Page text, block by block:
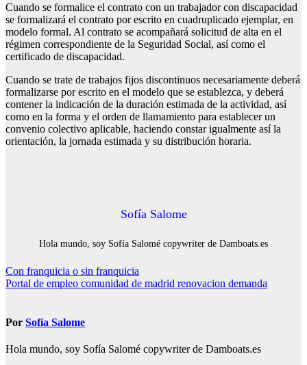
Cuando se formalice el contrato con un trabajador con discapacidad
se formalizará el contrato por escrito en cuadruplicado ejemplar, en
modelo formal. Al contrato se acompañará solicitud de alta en el
régimen correspondiente de la Seguridad Social, así como el
certificado de discapacidad.
Cuando se trate de trabajos fijos discontinuos necesariamente deberá
formalizarse por escrito en el modelo que se establezca, y deberá
contener la indicación de la duración estimada de la actividad, así
como en la forma y el orden de llamamiento para establecer un
convenio colectivo aplicable, haciendo constar igualmente así la
orientación, la jornada estimada y su distribución horaria.
Sofía Salome
Hola mundo, soy Sofía Salomé copywriter de Damboats.es
Navegación
de
Con franquicia o sin franquicia
Portal de empleo comunidad de madrid renovacion demanda
Por Sofía Salome
Hola mundo, soy Sofía Salomé copywriter de Damboats.es